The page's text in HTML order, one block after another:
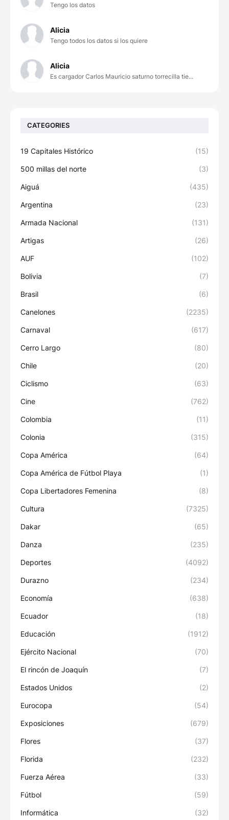
Tengo los datos
Alicia
Tengo todos los datos si los quiere
Alicia
Es cargador Carlos Mauricio saturno torrecilla tie...
CATEGORIES
19 Capitales Histórico (15)
500 millas del norte (3)
Aiguá (435)
Argentina (23)
Armada Nacional (131)
Artigas (26)
AUF (102)
Bolivia (7)
Brasil (6)
Canelones (2235)
Carnaval (617)
Cerro Largo (80)
Chile (20)
Ciclismo (63)
Cine (762)
Colombia (11)
Colonia (315)
Copa América (64)
Copa América de Fútbol Playa (1)
Copa Libertadores Femenina (8)
Cultura (7325)
Dakar (65)
Danza (235)
Deportes (4092)
Durazno (234)
Economía (638)
Ecuador (18)
Educación (1912)
Ejército Nacional (70)
El rincón de Joaquín (7)
Estados Unidos (2)
Eurocopa (54)
Exposiciones (679)
Flores (37)
Florida (232)
Fuerza Aérea (33)
Fútbol (59)
Informática (32)